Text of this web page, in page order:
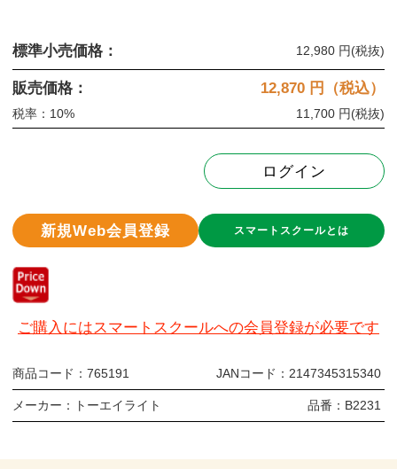
標準小売価格： 12,980 円(税抜)
販売価格： 12,870 円（税込）
税率：10% 11,700 円(税抜)
ログイン
新規Web会員登録 スマートスクールとは
ご購入にはスマートスクールへの会員登録が必要です
商品コード： 765191 JANコード： 2147345315340
メーカー： トーエイライト 品番： B2231